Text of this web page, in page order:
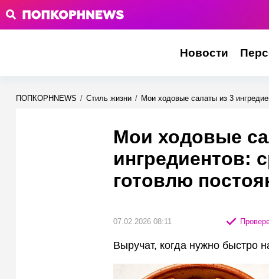
Новости
ПОПКОРНNEWS / Стиль жизни / Мои ходовые салаты из 3
Мои ходовые
ингредиентов:
готовлю
07.02.2026 08:11
Выручат, когда нужно быстро